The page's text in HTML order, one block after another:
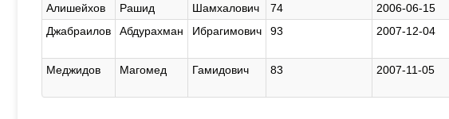
Алишейхов
Рашид Шамхалович 74 2006-06-15
Джабраилов
Абдурахман Ибрагимович 93 2007-12-04
Меджидов
Магомед Гамидович 83 2007-11-05